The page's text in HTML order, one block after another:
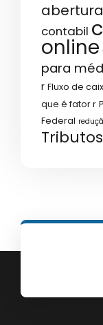
contabil
online
para
r Fluxo de
que é fator r
Federal
Tributos